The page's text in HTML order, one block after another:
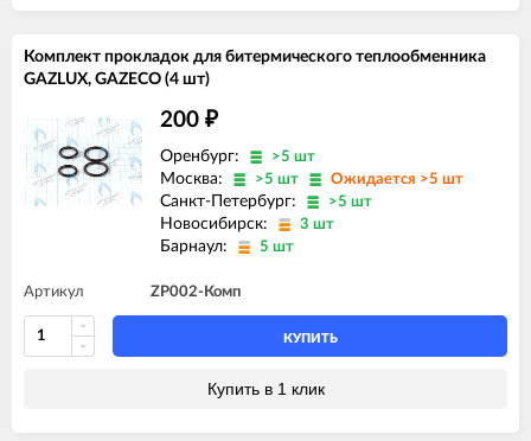
Комплект прокладок для битермического теплообменника
GAZLUX, GAZECO (4 шт)
200 ₽
Оренбург: >5 шт
Москва: >5 шт Ожидается >5 шт
Санкт-Петербург: >5 шт
Новосибирск: 3 шт
Барнаул: 5 шт
Артикул ZP002-Комп
КУПИТЬ
Купить в 1 клик